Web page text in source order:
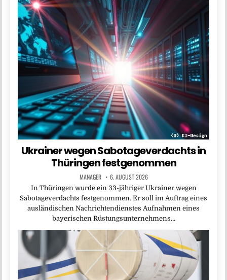
Ukrainer wegen Sabotageverdachts in
Thüringen festgenommen
MANAGER 6. AUGUST 2026
In Thüringen wurde ein 33-jähriger Ukrainer wegen
Sabotageverdachts festgenommen. Er soll im Auftrag eines
ausländischen Nachrichtendienstes Aufnahmen eines
bayerischen Rüstungsunternehmens…